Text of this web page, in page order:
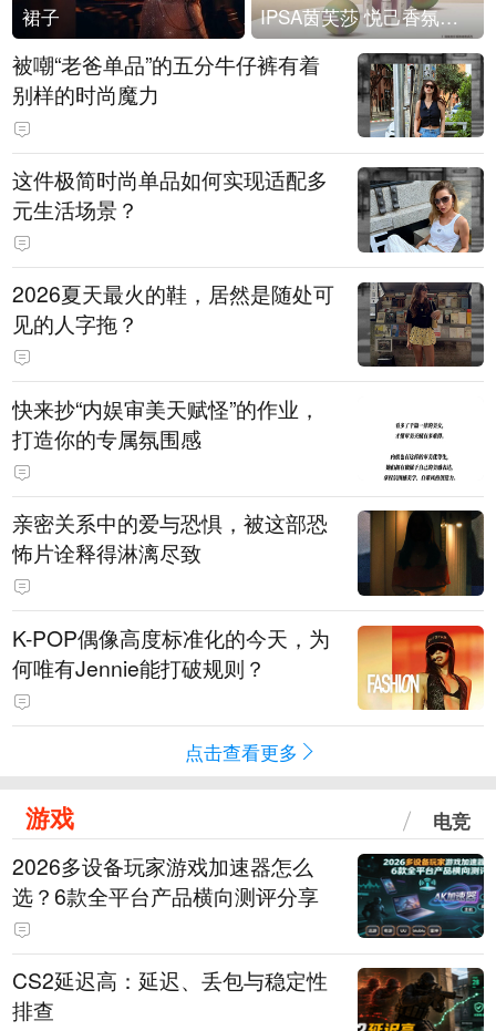
裙子 IPSA茵芙莎 悦己香氛凝露上市
被嘲“老爸单品”的五分牛仔裤有着
别样的时尚魔力
这件极简时尚单品如何实现适配多
元生活场景？
2026夏天最火的鞋，居然是随处可
见的人字拖？
快来抄“内娱审美天赋怪”的作业，
打造你的专属氛围感
亲密关系中的爱与恐惧，被这部恐
怖片诠释得淋漓尽致
K-POP偶像高度标准化的今天，为
何唯有Jennie能打破规则？
点击查看更多
游戏 电竞
2026多设备玩家游戏加速器怎么
选？6款全平台产品横向测评分享
CS2延迟高：延迟、丢包与稳定性
排查